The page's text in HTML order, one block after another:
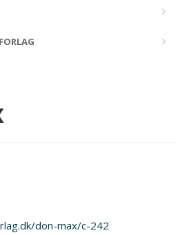
don-max/c-242